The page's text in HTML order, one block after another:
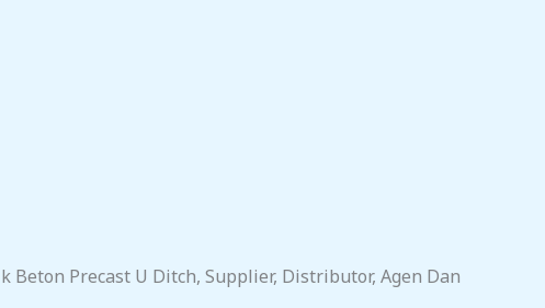
Precast U Ditch, Supplier, Distributor, Agen Dan